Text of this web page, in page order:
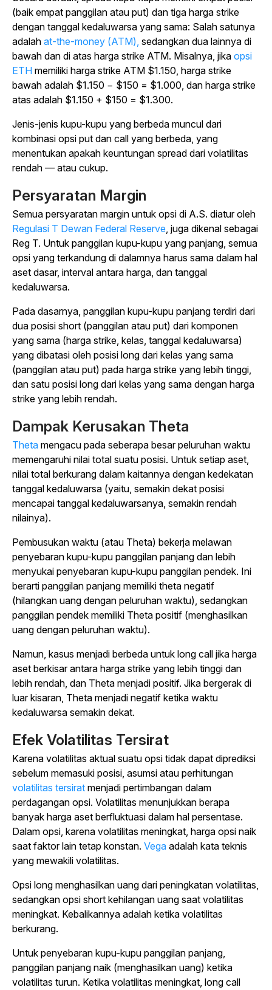
(baik empat panggilan atau put) dan tiga harga strike
dengan tanggal kedaluwarsa yang sama: Salah satunya
adalah at-the-money (ATM), sedangkan dua lainnya di
bawah dan di atas harga strike ATM. Misalnya, jika opsi
ETH memiliki harga strike ATM $1.150, harga strike
bawah adalah $1.150 − $150 = $1.000, dan harga strike
atas adalah $1.150 + $150 = $1.300.
Jenis-jenis kupu-kupu yang berbeda muncul dari
kombinasi opsi put dan call yang berbeda, yang
menentukan apakah keuntungan spread dari volatilitas
rendah — atau cukup.
Persyaratan Margin
Semua persyaratan margin untuk opsi di A.S. diatur oleh
Regulasi T Dewan Federal Reserve, juga dikenal sebagai
Reg T. Untuk panggilan kupu-kupu yang panjang, semua
opsi yang terkandung di dalamnya harus sama dalam hal
aset dasar, interval antara harga, dan tanggal
kedaluwarsa.
Pada dasarnya, panggilan kupu-kupu panjang terdiri dari
dua posisi short (panggilan atau put) dari komponen
yang sama (harga strike, kelas, tanggal kedaluwarsa)
yang dibatasi oleh posisi long dari kelas yang sama
(panggilan atau put) pada harga strike yang lebih tinggi,
dan satu posisi long dari kelas yang sama dengan harga
strike yang lebih rendah.
Dampak Kerusakan Theta
Theta mengacu pada seberapa besar peluruhan waktu
memengaruhi nilai total suatu posisi. Untuk setiap aset,
nilai total berkurang dalam kaitannya dengan kedekatan
tanggal kedaluwarsa (yaitu, semakin dekat posisi
mencapai tanggal kedaluwarsanya, semakin rendah
nilainya).
Pembusukan waktu (atau Theta) bekerja melawan
penyebaran kupu-kupu panggilan panjang dan lebih
menyukai penyebaran kupu-kupu panggilan pendek. Ini
berarti panggilan panjang memiliki theta negatif
(hilangkan uang dengan peluruhan waktu), sedangkan
panggilan pendek memiliki Theta positif (menghasilkan
uang dengan peluruhan waktu).
Namun, kasus menjadi berbeda untuk long call jika harga
aset berkisar antara harga strike yang lebih tinggi dan
lebih rendah, dan Theta menjadi positif. Jika bergerak di
luar kisaran, Theta menjadi negatif ketika waktu
kedaluwarsa semakin dekat.
Efek Volatilitas Tersirat
Karena volatilitas aktual suatu opsi tidak dapat diprediksi
sebelum memasuki posisi, asumsi atau perhitungan
volatilitas tersirat menjadi pertimbangan dalam
perdagangan opsi. Volatilitas menunjukkan berapa
banyak harga aset berfluktuasi dalam hal persentase.
Dalam opsi, karena volatilitas meningkat, harga opsi naik
saat faktor lain tetap konstan. Vega adalah kata teknis
yang mewakili volatilitas.
Opsi long menghasilkan uang dari peningkatan volatilitas,
sedangkan opsi short kehilangan uang saat volatilitas
meningkat. Kebalikannya adalah ketika volatilitas
berkurang.
Untuk penyebaran kupu-kupu panggilan panjang,
panggilan panjang naik (menghasilkan uang) ketika
volatilitas turun. Ketika volatilitas meningkat, long call